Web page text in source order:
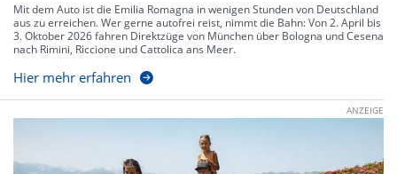
Mit dem Auto ist die Emilia Romagna in wenigen Stunden von Deutschland
aus zu erreichen. Wer gerne autofrei reist, nimmt die Bahn: Von 2. April bis
3. Oktober 2026 fahren Direktzüge von München über Bologna und Cesena
nach Rimini, Riccione und Cattolica ans Meer.
Hier mehr erfahren
ANZEIGE